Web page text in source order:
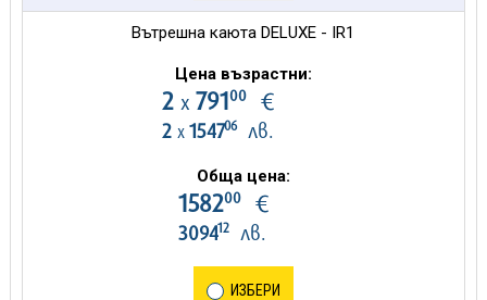
Вътрешна каюта DELUXE - IR1
Цена възрастни:
2 х 79100€
2 х 154706лв.
Обща цена:
158200€
309412лв.
ИЗБЕРИ